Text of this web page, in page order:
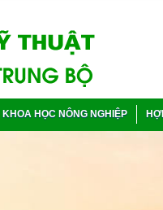
KHOA HỌC NÔNG NGHIỆP